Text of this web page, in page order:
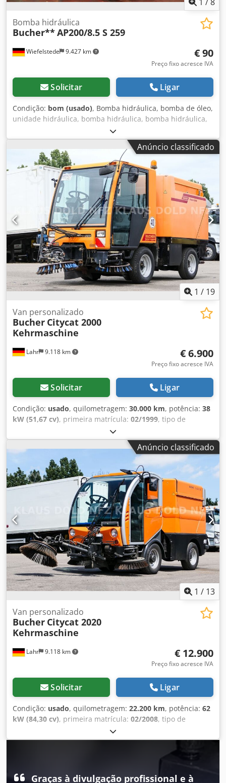
Wiefelstede 9.427 km
Bomba hidráulica
Bucher**AP200/8.5 S 259
€ 90
Preço fixo acresce IVA
Solicitar Ligar
Condição: bom (usado), Bomba hidráulica, bomba de óleo,
unidade hidráulica, bomba hidráulica, bomba hidráulica,
motor de acionamento, motor de tração, bomba de
engrenagem -Fabricante: Bucher, bomba hidráulica de
engrenagem -Tipo: AP200/8.5 S 259 -Flange/Eixo: ver foto,
quadrado 8 x 17 mm -Quantidade: 7 bombas disponíveis -
Preço: por unidade -Dimensões: 84/82/A100 mm -Peso: 2,0
kg Cedpfevwka Dsx Ahaorf
Anúncio classificado
1 / 19
Lahr 9.118 km
Van personalizado
Bucher Citycat 2000
Kehrmaschine
€ 6.900
Preço fixo acresce IVA
Solicitar Ligar
Condição: usado, quilometragem: 30.000 km, potência: 38
kW (51,67 cv), primeira matrícula: 02/1999, tipo de
, peso total:
número de lugares:2, Máquina varredora Bucher Citycat
2000 com unidade de varredura frontal. Para pedidos de
informação: Cjdpszq Ipxsfx Ahajrf Estado: muito bom *
Fabricante: Bucher * Modelo: CityCat 2000 * Cabine
fechada com boa visibilidade em 360º * Escova lateral
esquerda * Escova lateral direita * Escova frontal *
Recipiente de sucção ----Preço: 6900 € + 19% de IVA Para
mais informações, pode contactar-nos através dos
seguintes números de telefone: Nós falamos: alemão,
inglês, francês e...? Salvo erros, omissões e vendas prévias.
Anúncio classificado
1 / 13
Lahr 9.118 km
Van personalizado
Bucher Citycat 2020
Kehrmaschine
€ 12.900
Preço fixo acresce IVA
Solicitar Ligar
Condição: usado, quilometragem: 22.200 km, potência: 62
kW (84,30 cv), primeira matrícula: 02/2008, tipo de
, peso total:
classe de emissão:Euro 3, número de lugares:2, Bucher
Citycat 2020 – Varredora compacta com unidade de
varredura frontal Para pedidos de informação: Estado:
muito bom * Fabricante: Bucher * Modelo: CityCat 2020 *
Graças à divulgação profissional e à